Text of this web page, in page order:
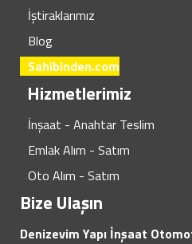
İştiraklarımız
Blog
Sahibinden.com
Hizmetlerimiz
İnşaat - Anahtar Teslim
Emlak Alım - Satım
Oto Alım - Satım
Bize Ulaşın
Denizevim Yapı İnşaat